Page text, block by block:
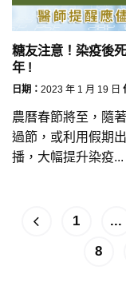
糖友注意！染疫後
年 !
日期： 2023 年 1 月 19 日
農曆春節將至，隨
過節，或利用假期
播，大幅提升染疫...
1 ...
8